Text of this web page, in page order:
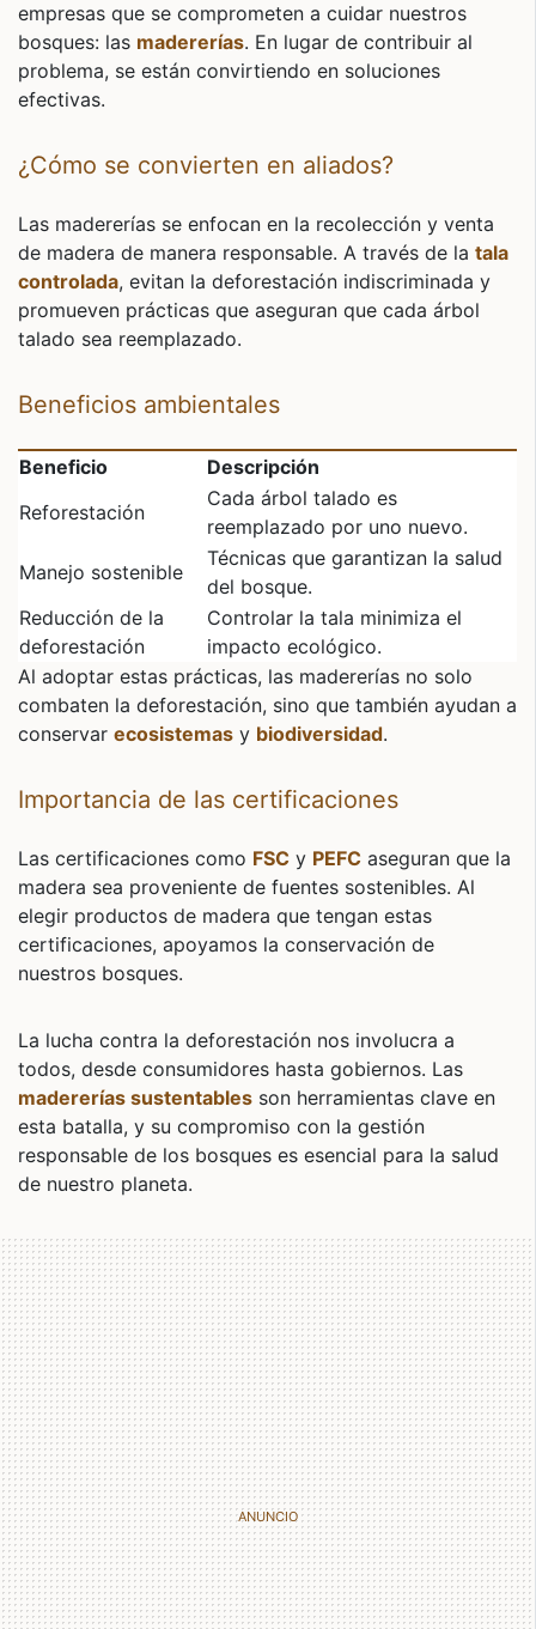
empresas que se comprometen a cuidar nuestros
bosques: las madererías. En lugar de contribuir al
problema, se están convirtiendo en soluciones
efectivas.
¿Cómo se convierten en aliados?
Las madererías se enfocan en la recolección y venta
de madera de manera responsable. A través de la tala
controlada, evitan la deforestación indiscriminada y
promueven prácticas que aseguran que cada árbol
talado sea reemplazado.
Beneficios ambientales
Beneficio
Descripción
Reforestación
Cada árbol talado es
reemplazado por uno nuevo.
Manejo sostenible
Técnicas que garantizan la salud
del bosque.
Reducción de la
deforestación
Controlar la tala minimiza el
impacto ecológico.
Al adoptar estas prácticas, las madererías no solo
combaten la deforestación, sino que también ayudan a
conservar ecosistemas y biodiversidad.
Importancia de las certificaciones
Las certificaciones como FSC y PEFC aseguran que la
madera sea proveniente de fuentes sostenibles. Al
elegir productos de madera que tengan estas
certificaciones, apoyamos la conservación de
nuestros bosques.
La lucha contra la deforestación nos involucra a
todos, desde consumidores hasta gobiernos. Las
madererías sustentables son herramientas clave en
esta batalla, y su compromiso con la gestión
responsable de los bosques es esencial para la salud
de nuestro planeta.